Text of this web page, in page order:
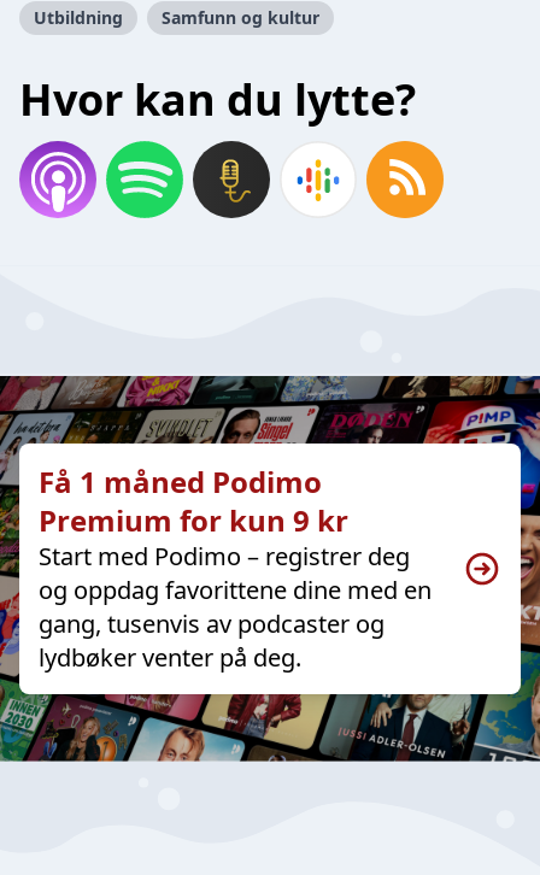
Utbildning Samfunn og kultur
Hvor kan du lytte?
Få 1 måned Podimo
Premium for kun 9 kr
Start med Podimo – registrer deg
og oppdag favorittene dine med en
gang, tusenvis av podcaster og
lydbøker venter på deg.